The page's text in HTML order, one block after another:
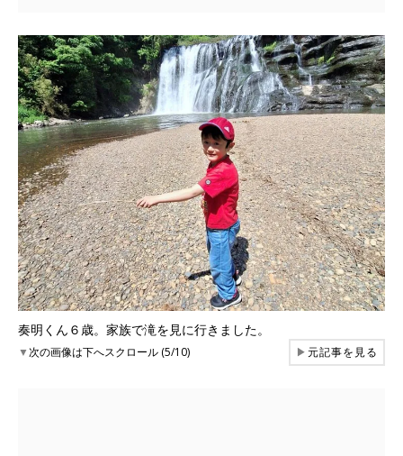
奏明くん６歳。家族で滝を見に行きました。
▼次の画像は下へスクロール (5/10) ▶元記事を見る